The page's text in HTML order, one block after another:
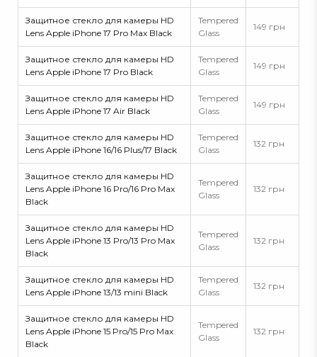
Защитное стекло для камеры HD
Lens Apple iPhone 17 Pro Max Black
Tempered
Glass
149 грн
Защитное стекло для камеры HD
Lens Apple iPhone 17 Pro Black
Tempered
Glass
149 грн
Защитное стекло для камеры HD
Lens Apple iPhone 17 Air Black
Tempered
Glass
149 грн
Защитное стекло для камеры HD
Lens Apple iPhone 16/16 Plus/17 Black
Tempered
Glass
132 грн
Защитное стекло для камеры HD
Lens Apple iPhone 16 Pro/16 Pro Max
Black
Tempered
Glass
132 грн
Защитное стекло для камеры HD
Lens Apple iPhone 13 Pro/13 Pro Max
Black
Tempered
Glass
132 грн
Защитное стекло для камеры HD
Lens Apple iPhone 13/13 mini Black
Tempered
Glass
132 грн
Защитное стекло для камеры HD
Lens Apple iPhone 15 Pro/15 Pro Max
Black
Tempered
Glass
132 грн